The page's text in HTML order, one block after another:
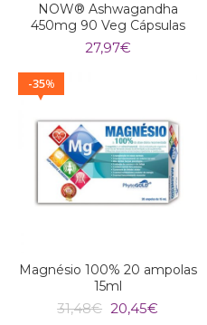
NOW® Ashwagandha
450mg 90 Veg Cápsulas
27,97€
%
35
Magnésio 100% 20 ampolas
15ml
31,48€ O
20,45€